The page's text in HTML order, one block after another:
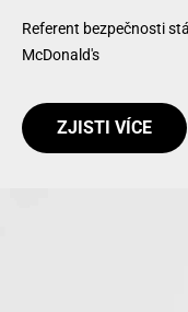
Referent bezpečnosti
McDonald's
ZJISTI VÍCE